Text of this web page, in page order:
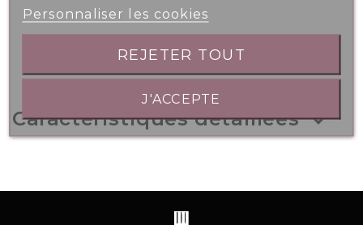
Caractéristiques détaillées
Personnaliser les cookies
REJETER TOUT
J'ACCEPTE